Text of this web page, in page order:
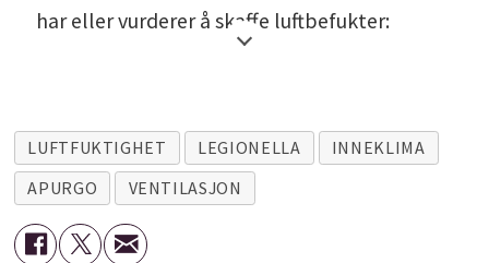
har eller vurderer å skaffe luftbefukter:
Rengjør befukteren ofte, gjerne en gang i
uken, for å forebygge bakterievekst.
Desinfiser med husholdningsklor eller
LUFTFUKTIGHET LEGIONELLA
INNEKLIMA
APURGO
VENTILASJON